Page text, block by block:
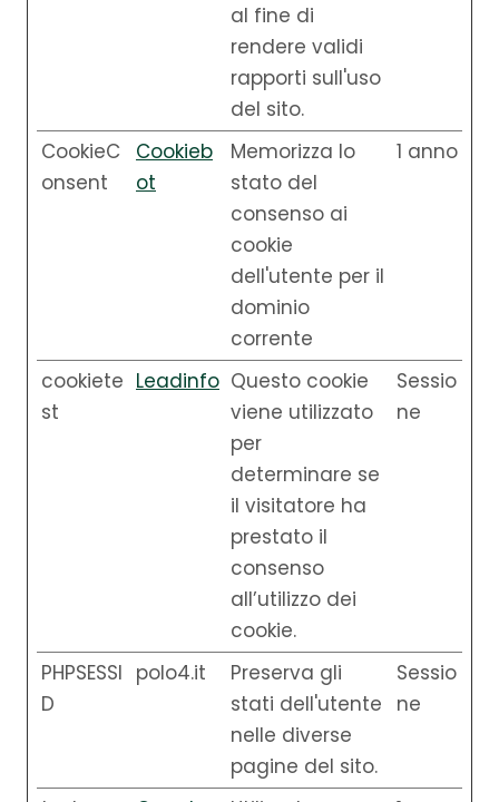
al fine di
rendere validi
rapporti sull'uso
del sito.
CookieC
onsent
Cookieb
ot
Memorizza lo
stato del
consenso ai
cookie
dell'utente per il
dominio
corrente
1 anno
cookiete
st
Leadinfo Questo cookie
viene utilizzato
per
determinare se
il visitatore ha
prestato il
consenso
all’utilizzo dei
cookie.
Sessio
ne
PHPSESSI
D
polo4.it
Preserva gli
stati dell'utente
nelle diverse
pagine del sito.
Sessio
ne